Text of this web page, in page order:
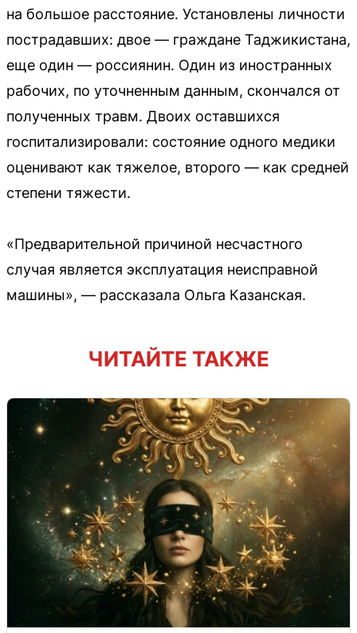
на большое расстояние. Установлены личности
пострадавших: двое — граждане Таджикистана,
еще один — россиянин. Один из иностранных
рабочих, по уточненным данным, скончался от
полученных травм. Двоих оставшихся
госпитализировали: состояние одного медики
оценивают как тяжелое, второго — как средней
степени тяжести.
«Предварительной причиной несчастного
случая является эксплуатация неисправной
машины», — рассказала Ольга Казанская.
ЧИТАЙТЕ ТАКЖЕ